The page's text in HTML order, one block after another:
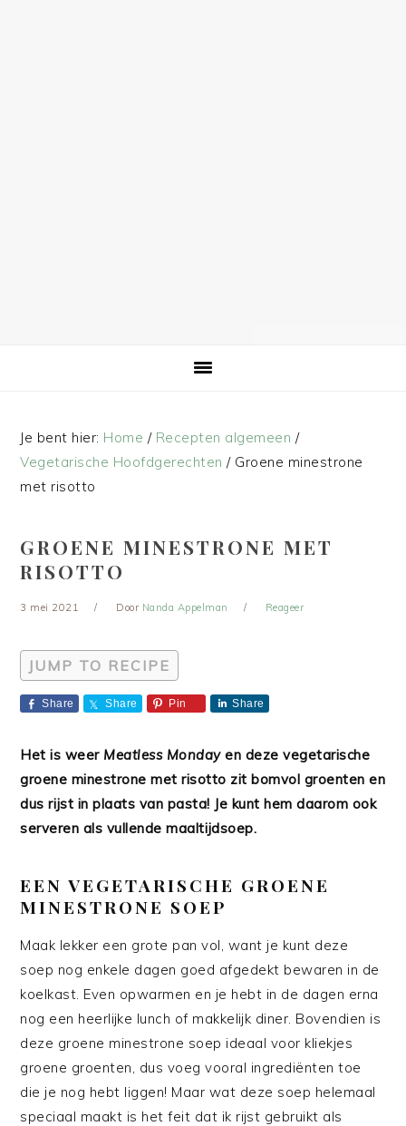
Je bent hier: Home / Recepten algemeen /
Vegetarische Hoofdgerechten /Groene minestrone
met risotto
GROENE MINESTRONE MET
RISOTTO
3 mei 2021 Door Nanda Appelman Reageer
JUMP TO RECIPE
Share Share Pin Share
Het is weer Meatless Mondayen deze vegetarische
groene minestrone met risotto zit bomvol groenten en
dus rijst in plaats van pasta! Je kunt hem daarom ook
serveren als vullende maaltijdsoep.
EEN VEGETARISCHE GROENE
MINESTRONE SOEP
Maak lekker een grote pan vol, want je kunt deze
soep nog enkele dagen goed afgedekt bewaren in de
koelkast. Even opwarmen en je hebt in de dagen erna
nog een heerlijke lunch of makkelijk diner. Bovendien is
deze groene minestrone soep ideaal voor kliekjes
groene groenten, dus voeg vooral ingrediënten toe
die je nog hebt liggen! Maar wat deze soep helemaal
speciaal maakt is het feit dat ik rijst gebruikt als